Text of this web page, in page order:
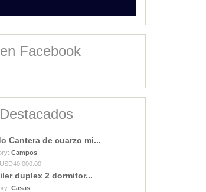
Facebook
Cantera de cuarzo mi...
Campos
duplex 2 dormitor...
Casas